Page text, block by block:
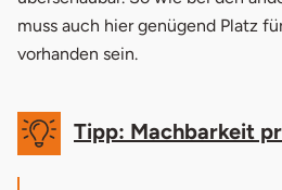
muss auch hier genügend Platz
vorhanden sein.
Tipp: Machbarkeit